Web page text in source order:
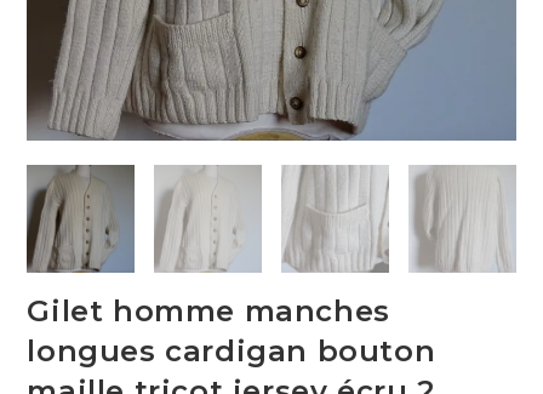
Gilet homme manches
longues cardigan bouton